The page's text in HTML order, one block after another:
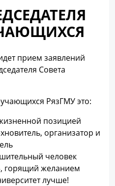
прием заявлений
Совета
РязГМУ это:
позицией
организатор и
человек
горящий желанием
лучше!